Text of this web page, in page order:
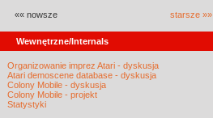
«« nowsze starsze »»
Wewnętrzne/Internals
Organizowanie imprez Atari - dyskusja
Atari demoscene database - dyskusja
Colony Mobile - dyskusja
Colony Mobile - projekt
Statystyki